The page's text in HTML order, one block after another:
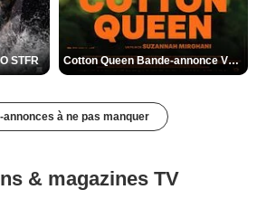
STFR Cotton Queen Bande-annonce VO STFR
annonces à ne pas manquer
& magazines TV